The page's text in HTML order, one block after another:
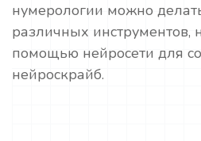
нумерологии можно
различных инструментов,
помощью нейросети для
нейроскрайб.